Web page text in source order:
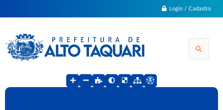
Login / Cadastro